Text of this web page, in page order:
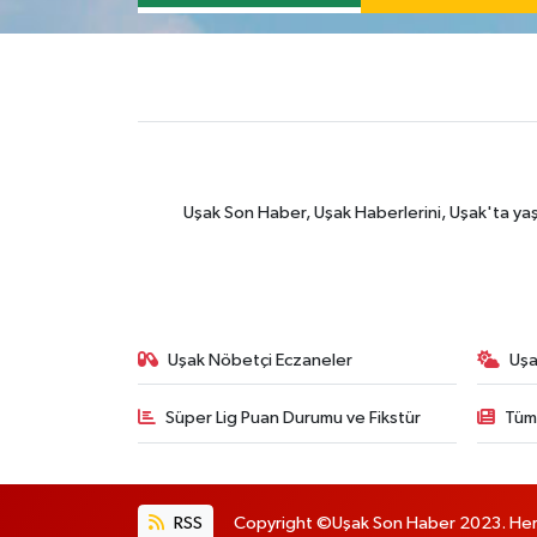
Uşak Son Haber, Uşak Haberlerini, Uşak'ta
Uşak Nöbetçi Eczaneler
Süper Lig Puan Durumu ve Fikstür
RSS Copyright ©Uşak Son Haber 2023. Her